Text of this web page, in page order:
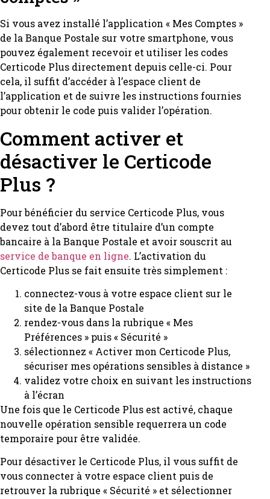
Si vous avez installé l’application « Mes Comptes »
de la Banque Postale sur votre smartphone, vous
pouvez également recevoir et utiliser les codes
Certicode Plus directement depuis celle-ci. Pour
cela, il suffit d’accéder à l’espace client de
l’application et de suivre les instructions fournies
pour obtenir le code puis valider l’opération.
Comment activer et
désactiver le Certicode
Plus ?
Pour bénéficier du service Certicode Plus, vous
devez tout d’abord être titulaire d’un compte
bancaire à la Banque Postale et avoir souscrit au
service de banque en ligne. L’activation du
Certicode Plus se fait ensuite très simplement :
connectez-vous à votre espace client sur le
site de la Banque Postale
rendez-vous dans la rubrique « Mes
Préférences » puis « Sécurité »
sélectionnez « Activer mon Certicode Plus,
sécuriser mes opérations sensibles à distance »
validez votre choix en suivant les instructions
à l’écran
Une fois que le Certicode Plus est activé, chaque
nouvelle opération sensible requerrera un code
temporaire pour être validée.
Pour désactiver le Certicode Plus, il vous suffit de
vous connecter à votre espace client puis de
retrouver la rubrique « Sécurité » et sélectionner